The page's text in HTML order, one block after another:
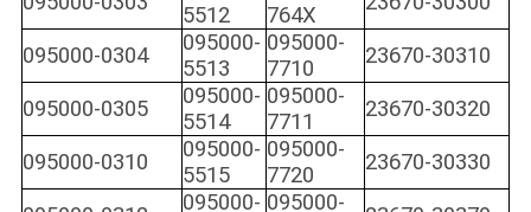
5512
764X
095000-0304
095000-
5513
095000-
7710
23670-30310
095000-0305
095000-
5514
095000-
7711
23670-30320
095000-0310
095000-
5515
095000-
7720
23670-30330
095000- 095000-